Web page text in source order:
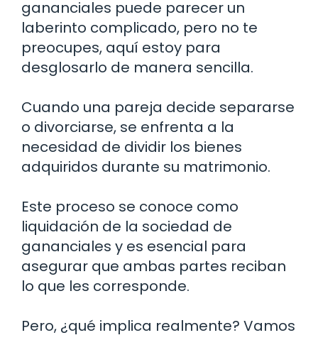
gananciales puede parecer un
laberinto complicado, pero no te
preocupes, aquí estoy para
desglosarlo de manera sencilla.
Cuando una pareja decide separarse
o divorciarse, se enfrenta a la
necesidad de dividir los bienes
adquiridos durante su matrimonio.
Este proceso se conoce como
liquidación de la sociedad de
gananciales y es esencial para
asegurar que ambas partes reciban
lo que les corresponde.
Pero, ¿qué implica realmente? Vamos